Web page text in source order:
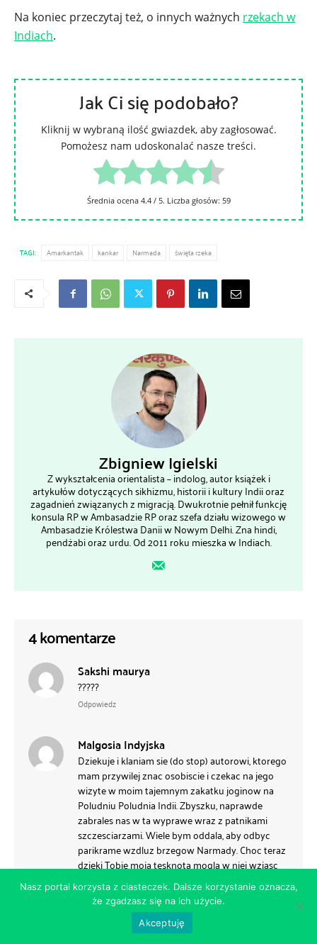
Na koniec przeczytaj też, o innych ważnych rzekach w
Indiach.
Jak Ci się podobało?
Kliknij w wybraną ilość gwiazdek, aby zagłosować.
Pomożesz nam udoskonalać nasze treści.
Średnia ocena 4.4/ 5. Liczba głosów: 59
TAGI: Amarkantak kankar Narmada święta rzeka
Zbigniew Igielski
Z wykształcenia orientalista – indolog, autor książek i
artykułów dotyczących sikhizmu, historii i kultury Indii oraz
zagadnień związanych z migracją. Dwukrotnie pełnił funkcję
konsula RP w Ambasadzie RP oraz szefa działu wizowego w
Ambasadzie Królestwa Danii w Nowym Delhi. Zna hindi,
pendżabi oraz urdu. Od 2011 roku mieszka w Indiach.
4 komentarze
Sakshi maurya
?????
Odpowiedz
Malgosia Indyjska
Dziekuje i klaniam sie (do stop) autorowi, ktorego
mam przywilej znac osobiscie i czekac na jego
wizyte w moim tajemnym zakatku joginow na
Poludniu Poludnia Indii. Zbyszku, naprawde
zabrales nas w ta wyprawe wraz z patnikami
szczesciarzami. Wiele bym oddala, aby odbyc
parikrame wzdluz brzegow Narmady. Choc teraz
dzieki Tobie moja tesknota mogla w niej wziasc
udzial. Wspoaniala jest Twoja posluga tutaj, aby
pielgrzymowac wraz z nami do malo znanych,
prastarych miejsc kultu w naszych Indiach, gdzie
mieszkamy z wdziecznoscia za goscine i dostep
do rabka ich tajemnic? Namaskaram
Nasz portal korzysta z ciasteczek. Dalsze korzystanie oznacza,
że zgadzasz się na ich użycie.
Akceptuję